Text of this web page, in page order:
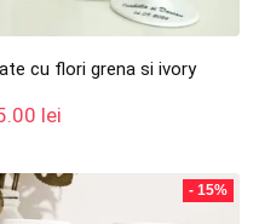
cu flori grena si ivory
lei.
leiPrețul
55.00 lei.
- 15%